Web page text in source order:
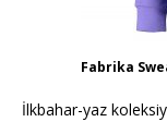
Fabrika
İlkbahar-yaz